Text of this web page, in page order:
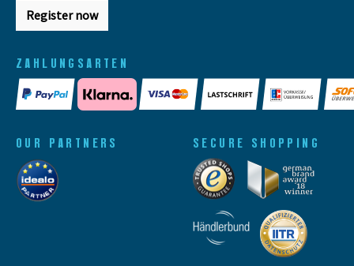
Register now
ZAHLUNGSARTEN
OUR PARTNERS SECURE SHOPPING